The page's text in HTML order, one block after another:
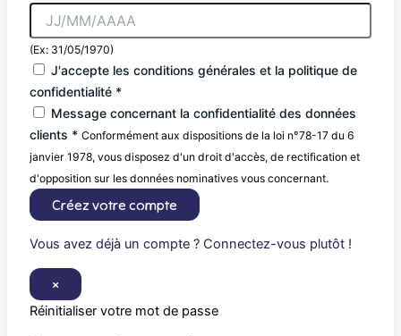
(Ex: 31/05/1970)
J'accepte les conditions générales et la politique de
confidentialité *
Message concernant la confidentialité des données
clients * Conformément aux dispositions de la loi n°78-17 du 6
janvier 1978, vous disposez d'un droit d'accès, de rectification et
d'opposition sur les données nominatives vous concernant.
Créez votre compte
Vous avez déjà un compte ? Connectez-vous plutôt !
×
Réinitialiser votre mot de passe